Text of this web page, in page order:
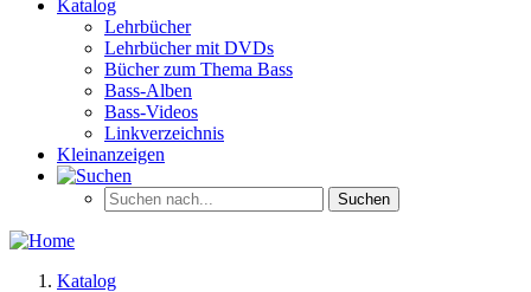
Katalog
Lehrbücher
Lehrbücher mit DVDs
Bücher zum Thema Bass
Bass-Alben
Bass-Videos
Linkverzeichnis
Kleinanzeigen
Katalog